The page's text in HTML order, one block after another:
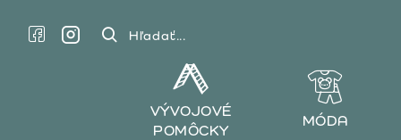
Hľadať...
VÝVOJOVÉ
POMÔCKY
MÓDA